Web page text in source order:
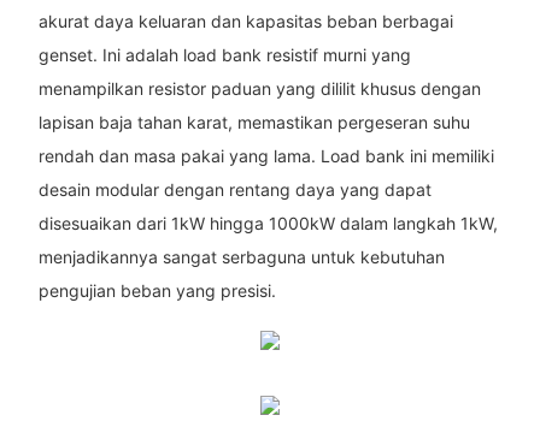
akurat daya keluaran dan kapasitas beban berbagai
genset. Ini adalah load bank resistif murni yang
menampilkan resistor paduan yang dililit khusus dengan
lapisan baja tahan karat, memastikan pergeseran suhu
rendah dan masa pakai yang lama. Load bank ini memiliki
desain modular dengan rentang daya yang dapat
disesuaikan dari 1kW hingga 1000kW dalam langkah 1kW,
menjadikannya sangat serbaguna untuk kebutuhan
pengujian beban yang presisi.